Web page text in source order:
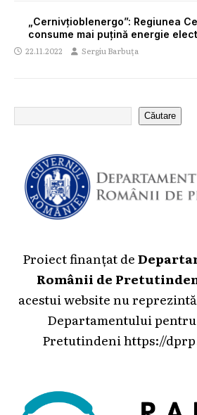
„Cernivțioblenergo”: Regiunea
consume mai puțină energie
22.11.2022 Sergiu Barbuța
Căutare
Proiect finanțat de
Românii de
acestui website nu
Departamentului
Pretutindeni https://